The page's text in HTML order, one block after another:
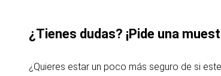
¿Tienes dudas? ¡Pide una
¿Quieres estar un poco más seguro de si